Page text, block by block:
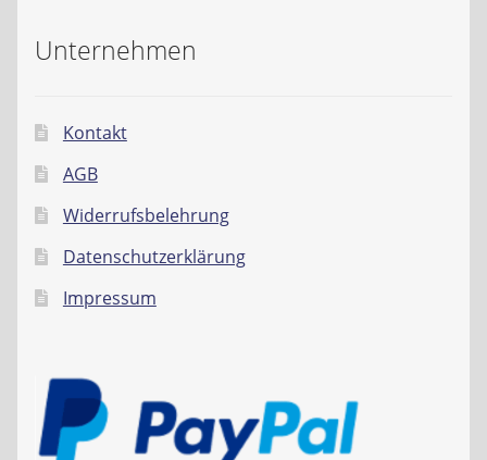
Unternehmen
Kontakt
AGB
Widerrufsbelehrung
Datenschutzerklärung
Impressum